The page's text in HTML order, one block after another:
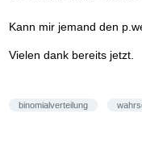
Kann mir jemand den
Vielen dank bereits jetzt.
binomialverteilung